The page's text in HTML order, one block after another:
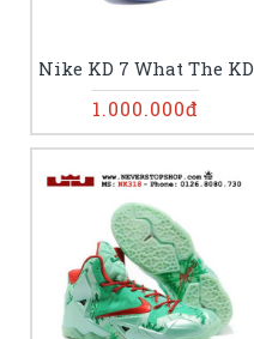
Nike KD 7 What The KD
1.000.000đ